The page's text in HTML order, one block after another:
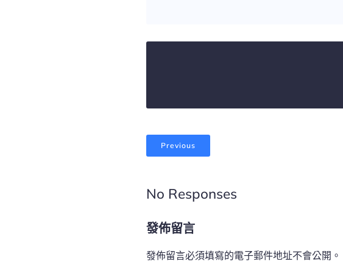
Previous
No Responses
發佈留言
發佈留言必須填寫的電子郵件地址不會公開。